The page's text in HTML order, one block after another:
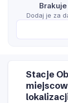
Dodaj je za
Stacje